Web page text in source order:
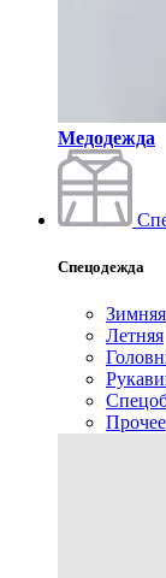
Медодежда
Спецодежда
Зимняя
Летняя
Прочее